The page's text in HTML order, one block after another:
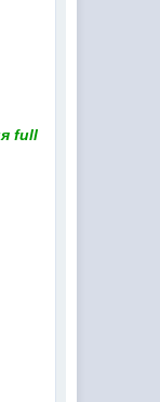
full